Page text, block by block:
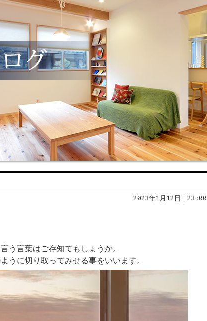
2023年1月12日｜23:00
う言葉はご存知てもしょうか。
うに切り取ってみせる事をいいます。